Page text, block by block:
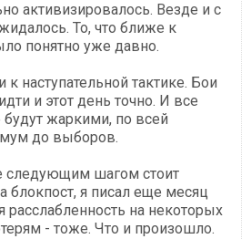
активизировалось. Везде и с
То, что ближе к
понятно уже давно.
наступательной тактике. Бои
и этот день точно. И все
жаркими, по всей
до выборов.
следующим шагом стоит
блокпост, я писал еще месяц
расслабленность на некоторых
- тоже. Что и произошло.